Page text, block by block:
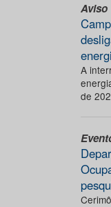
Aviso
A
de